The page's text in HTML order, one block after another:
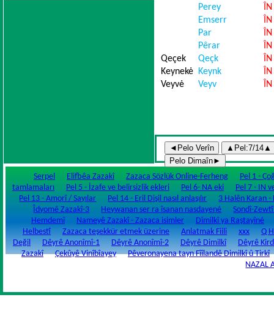
Perey
ÎN
Emserr
ÎN
Par
ÎN
Pêrar
ÎN
Qeçek
Qeçk
ÎN
Keynekė
Keynk
ÎN
Veyvė
Veyv ÎN
Serpel Elifbêa Zazakî Zazaca Sözlük Online-Ferheng
Pel 1 -
tamlamaları
Pel 5 - İzafe ve belirsizlik ekleri Pel 6- NA eki
Pel 7 - IN
Pel 13 - Amorî / Sayılar
Pel 14 - Eril Dişil nasıl anlaşılır
3 Halên Karan -
Îdyomê Zazakî-3
Heywanan ser ra îsanan nasdayené
Sondî-
Hemdemî
Nameyê Zazakî - Zazaca isimler
Dimilkî ya Raştayîné
Helbestî
Zazaca teşekkür etmek üzerine Anlatmak Fiili xxx
Q
Değil
Dêyrê Anonîmî-1 Dêyrê Anonîmî-2 Dêyrê Dimilkî
Dêyrê
Zazakî
Çekûyê Vinîbîayey
Pêveronayena tayn Fîîlandê Dimilkî û Tirkî
NAZAL